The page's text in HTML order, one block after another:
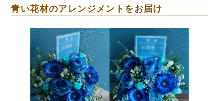
青い花材のアレンジメントをお届け